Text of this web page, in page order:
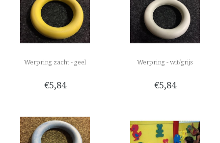
Werpring zacht - geel
€5,84
Werpring - wit/grijs
€5,84